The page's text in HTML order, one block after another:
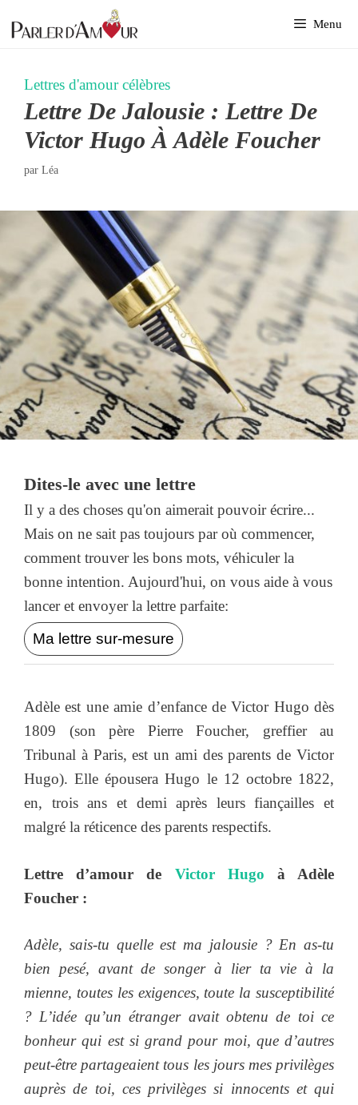
au
Menu
Lettres d'amour célèbres
Lettre De Jalousie : Lettre De
Victor Hugo À Adèle Foucher
par Léa
Dites-le avec une lettre
Il y a des choses qu'on aimerait pouvoir écrire...
Mais on ne sait pas toujours par où commencer,
comment trouver les bons mots, véhiculer la
bonne intention. Aujourd'hui, on vous aide à vous
lancer et envoyer la lettre parfaite:
Ma lettre sur-mesure
Adèle est une amie d’enfance de Victor Hugo dès
1809 (son père Pierre Foucher, greffier au
Tribunal à Paris, est un ami des parents de Victor
Hugo). Elle épousera Hugo le 12 octobre 1822,
en, trois ans et demi après leurs fiançailles et
malgré la réticence des parents respectifs.
Lettre d’amour de Victor Hugo à Adèle
Foucher :
Adèle, sais-tu quelle est ma jalousie ? En as-tu
bien pesé, avant de songer à lier ta vie à la
mienne, toutes les exigences, toute la susceptibilité
? L’idée qu’un étranger avait obtenu de toi ce
bonheur qui est si grand pour moi, que d’autres
peut-être partageaient tous les jours mes privilèges
auprès de toi, ces privilèges si innocents et qui